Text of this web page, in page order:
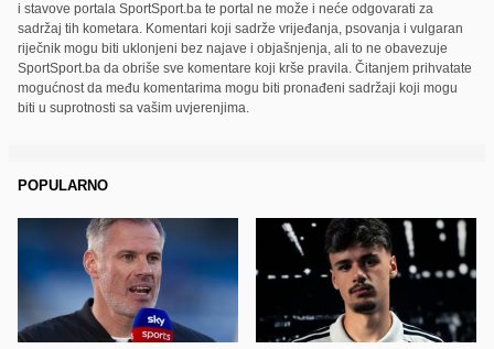
i stavove portala SportSport.ba te portal ne može i neće odgovarati za
sadržaj tih kometara. Komentari koji sadrže vrijeđanja, psovanja i vulgaran
riječnik mogu biti uklonjeni bez najave i objašnjenja, ali to ne obavezuje
SportSport.ba da obriše sve komentare koji krše pravila. Čitanjem prihvatate
mogućnost da među komentarima mogu biti pronađeni sadržaji koji mogu
biti u suprotnosti sa vašim uvjerenjima.
POPULARNO